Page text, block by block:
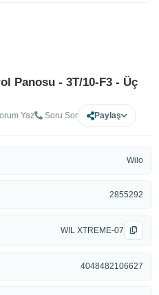
Panosu - 3T/10-F3 - Üç
Yaz Soru Sor Paylaş
Wilo
2855292
WIL XTREME-07
4048482106627